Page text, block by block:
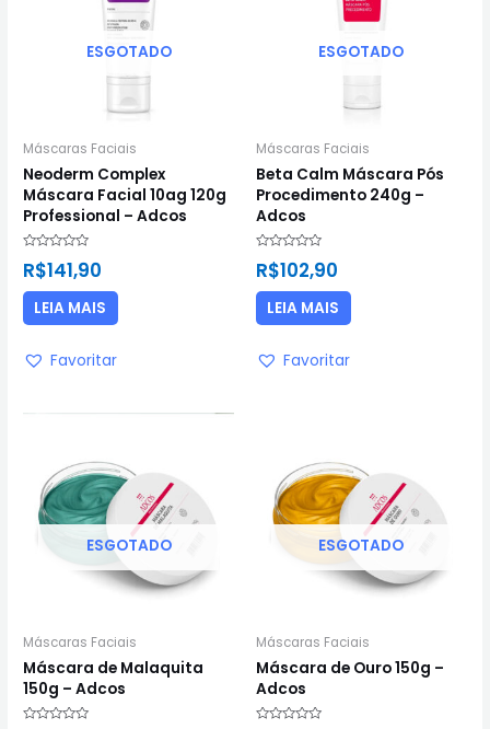
ESGOTADO
Máscaras Faciais
Neoderm Complex
Máscara Facial 10ag 120g
Professional – Adcos
0
5
R$141,90
LEIA MAIS
Favoritar
ESGOTADO
Máscaras Faciais
Beta Calm Máscara Pós
Procedimento 240g –
Adcos
0
5
R$102,90
LEIA MAIS
Favoritar
ESGOTADO
Máscaras Faciais
Máscara de Malaquita
150g – Adcos
ESGOTADO
Máscaras Faciais
Máscara de Ouro 150g –
Adcos